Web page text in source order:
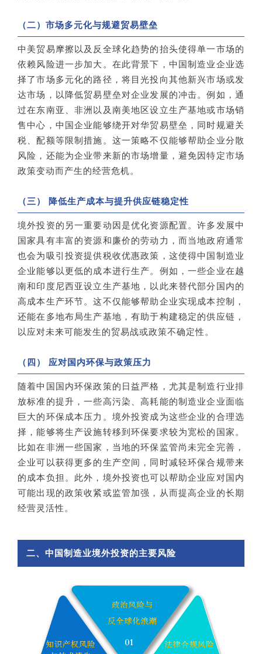
（二）市场多元化与规避贸易壁垒
中美贸易摩擦以及反全球化趋势的抬头使得单一市场的
依赖风险进一步加大。在此背景下，中国制造业企业选
择了市场多元化的路径，将目光投向其他新兴市场或发
达市场，以降低贸易壁垒对企业发展的冲击。例如，通
过在东南亚、非洲以及南美地区设立生产基地或市场销
售中心，中国企业能够绕开对华贸易壁垒，同时规避关
税、配额等限制措施。这一策略不仅能够帮助企业分散
风险，还能为企业带来新的市场增量，避免因特定市场
政策变动而产生的经营危机。
（三） 降低生产成本与提升供应链稳定性
境外投资的另一重要动因是优化资源配置。许多发展中
国家具有丰富的资源和廉价的劳动力，而当地政府通常
也会为吸引投资提供税收优惠政策，这使得中国制造业
企业能够以更低的成本进行生产。例如，一些企业在越
南和印度尼西亚设立生产基地，以此来替代部分国内的
高成本生产环节。这不仅能够帮助企业实现成本控制，
还能在多地布局生产基地，有助于构建稳定的供应链，
以应对未来可能发生的贸易战或政策不确定性。
（四） 应对国内环保与政策压力
随着中国国内环保政策的日益严格，尤其是制造行业排
放标准的提升，一些高污染、高耗能的制造业企业面临
巨大的环保成本压力。境外投资成为这些企业的合理选
择，能够将生产设施转移到环保要求较为宽松的国家。
比如在非洲一些国家，当地的环保监管尚未完全完善，
企业可以获得更多的生产空间，同时减轻环保合规带来
的成本负担。此外，境外投资也可以帮助企业应对国内
可能出现的政策收紧或监管加强，从而提高企业的长期
经营灵活性。
二、中国制造业境外投资的主要风险